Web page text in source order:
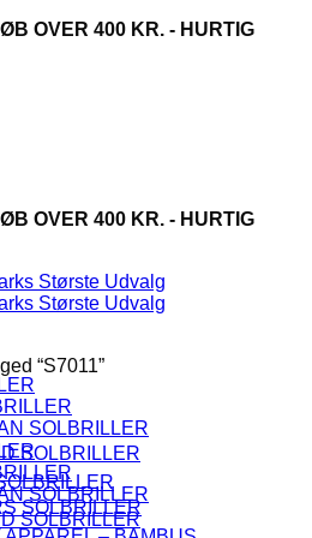
OVER 400 KR. - HURTIG
OVER 400 KR. - HURTIG
SOLBRILLER
SOLBRILLER
SOLBRILLER
“S7011”
SOLBRILLER
SOLBRILLER